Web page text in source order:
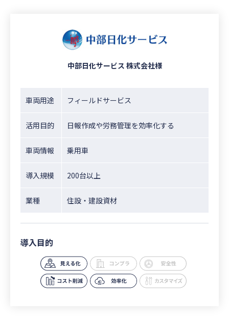
中部⽇化サービス 株式会社様
車両用途 フィールドサービス
活用目的 日報作成や労務管理を効率化する
車両情報 乗用車
導入規模 200台以上
業種 住設・建設資材
導入目的